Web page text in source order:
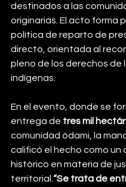
destinados a las
originarias. El acto forma
política de reparto de
directo, orientada al
pleno de los derechos de
indígenas.
En el evento, donde se
entrega de tres mil
comunidad ódami, la
calificó el hecho como un
histórico en materia de
territorial. “Se trata de